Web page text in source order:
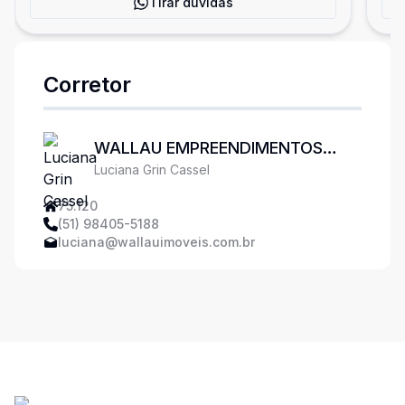
Corretor
WALLAU EMPREENDIMENTOS
IMOBILIÁRIOS
Luciana Grin Cassel
75.120
(51) 98405-5188
luciana@wallauimoveis.com.br